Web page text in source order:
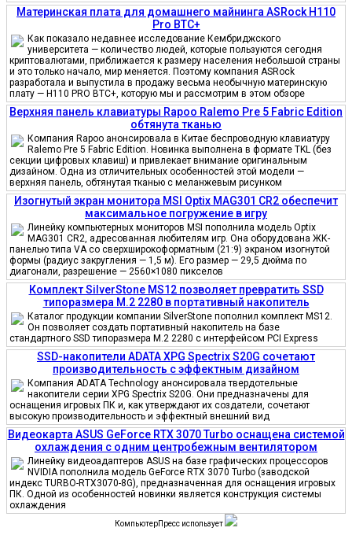
Материнская плата для домашнего майнинга ASRock H110
Pro BTC+
Как показало недавнее исследование Кембриджского
университета — количество людей, которые пользуются сегодня
криптовалютами, приближается к размеру населения небольшой страны
и это только начало, мир меняется. Поэтому компания ASRock
разработала и выпустила в продажу весьма необычную материнскую
плату — H110 PRO BTC+, которую мы и рассмотрим в этом обзоре
Верхняя панель клавиатуры Rapoo Ralemo Pre 5 Fabric Edition
обтянута тканью
Компания Rapoo анонсировала в Китае беспроводную клавиатуру
Ralemo Pre 5 Fabric Edition. Новинка выполнена в формате TKL (без
секции цифровых клавиш) и привлекает внимание оригинальным
дизайном. Одна из отличительных особенностей этой модели —
верхняя панель, обтянутая тканью с меланжевым рисунком
Изогнутый экран монитора MSI Optix MAG301 CR2 обеспечит
максимальное погружение в игру
Линейку компьютерных мониторов MSI пополнила модель Optix
MAG301 CR2, адресованная любителям игр. Она оборудована ЖК-
панелью типа VA со сверхширокоформатным (21:9) экраном изогнутой
формы (радиус закругления — 1,5 м). Его размер — 29,5 дюйма по
диагонали, разрешение — 2560×1080 пикселов
Комплект SilverStone MS12 позволяет превратить SSD
типоразмера M.2 2280 в портативный накопитель
Каталог продукции компании SilverStone пополнил комплект MS12.
Он позволяет создать портативный накопитель на базе
стандартного SSD типоразмера M.2 2280 с интерфейсом PCI Express
SSD-накопители ADATA XPG Spectrix S20G сочетают
производительность с эффектным дизайном
Компания ADATA Technology анонсировала твердотельные
накопители серии XPG Spectrix S20G. Они предназначены для
оснащения игровых ПК и, как утверждают их создатели, сочетают
высокую производительность и эффектный внешний вид
Видеокарта ASUS GeForce RTX 3070 Turbo оснащена системой
охлаждения с одним центробежным вентилятором
Линейку видеоадаптеров ASUS на базе графических процессоров
NVIDIA пополнила модель GeForce RTX 3070 Turbo (заводской
индекс TURBO-RTX3070-8G), предназначенная для оснащения игровых
ПК. Одной из особенностей новинки является конструкция системы
охлаждения
КомпьютерПресс использует